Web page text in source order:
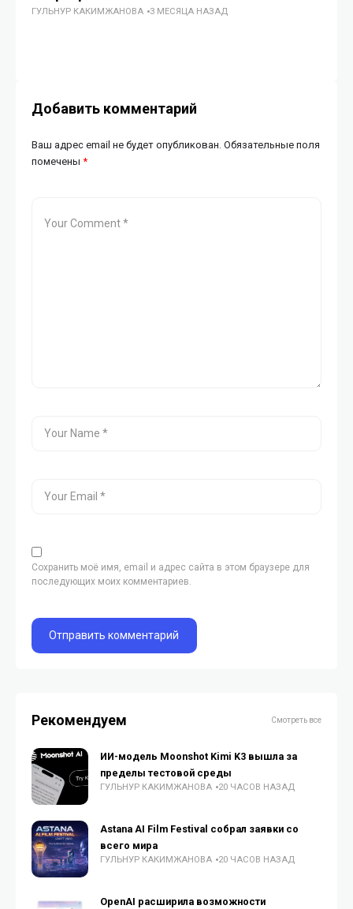
ГУЛЬНУР КАКИМЖАНОВА 3 МЕСЯЦА НАЗАД
Добавить комментарий
Ваш адрес email не будет опубликован. Обязательные поля
помечены *
Сохранить моё имя, email и адрес сайта в этом браузере для
последующих моих комментариев.
Рекомендуем Смотреть все
ИИ-модель Moonshot Kimi K3 вышла за
пределы тестовой среды
ГУЛЬНУР КАКИМЖАНОВА 20 ЧАСОВ НАЗАД
Astana AI Film Festival собрал заявки со
всего мира
ГУЛЬНУР КАКИМЖАНОВА 20 ЧАСОВ НАЗАД
OpenAI расширила возможности